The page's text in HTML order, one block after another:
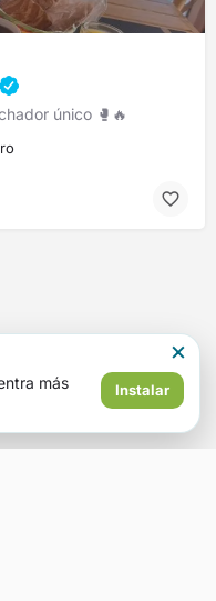
único 🥊🔥
más
Instalar
×